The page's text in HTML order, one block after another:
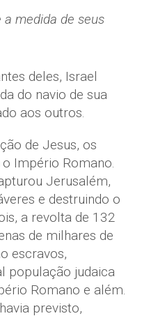
a medida de seus
deles, Israel
do navio de sua
aos outros.
de Jesus, os
Império Romano.
Jerusalém,
e destruindo o
a revolta de 132
de milhares de
escravos,
população judaica
Romano e além.
previsto,